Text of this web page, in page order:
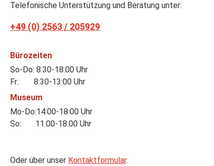
Telefonische Unterstützung und Beratung unter:
+49 (0) 2563 / 205929
Bürozeiten
So-Do: 8:30-18:00 Uhr
Fr.: 8:30-13:00 Uhr
Museum
Mo-Do:14:00-18:00 Uhr
So: 11:00-18:00 Uhr
Oder über unser Kontaktformular.